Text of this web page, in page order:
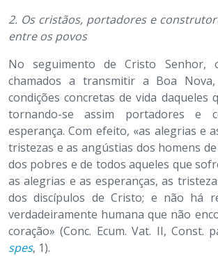
2. Os cristãos, portadores e
entre os povos
No seguimento de Cristo Senhor,
chamados a transmitir a Boa
condições concretas de vida daqueles
tornando-se assim portadores e
esperança. Com efeito, «as alegrias e
tristezas e as angústias dos homens
dos pobres e de todos aqueles que
as alegrias e as esperanças, as
dos discípulos de Cristo; e não há
verdadeiramente humana que não
coração» (Conc. Ecum. Vat. II, Const.
spes, 1).